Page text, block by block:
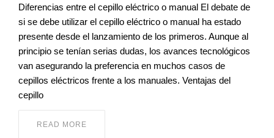
Diferencias entre el cepillo eléctrico o manual El debate de
si se debe utilizar el cepillo eléctrico o manual ha estado
presente desde el lanzamiento de los primeros. Aunque al
principio se tenían serias dudas, los avances tecnológicos
van asegurando la preferencia en muchos casos de
cepillos eléctricos frente a los manuales. Ventajas del
cepillo
READ MORE